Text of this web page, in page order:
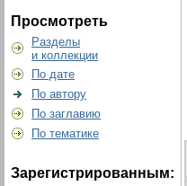
Просмотреть
Разделы
и коллекции
По дате
По автору
По заглавию
По тематике
Зарегистрированным: